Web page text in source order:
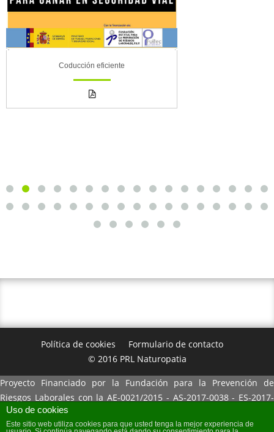
Coducción eficiente
Política de cookies
Formulario de contacto
© 2016 PRL Naturopatia
Uso de cookies
Este sitio web utiliza cookies para que usted tenga la mejor experiencia de
Proyecto Financiado por la Fundación para la Prevención de
Riesgos Laborales con la AE-0021/2015 - AS-2017-0038 - ES-2017-
0061 - ES-2017-0063. El contenido de esta publicación es
responsabilidad exclusiva de la entidad ejecutante y no refleja